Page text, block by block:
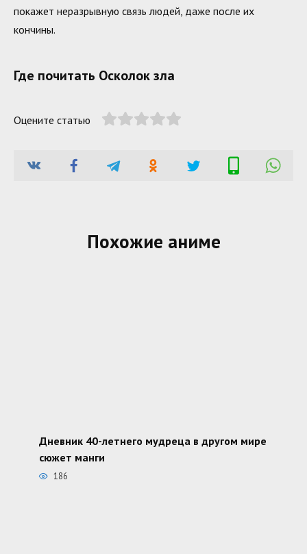
покажет неразрывную связь людей, даже после их
кончины.
Где почитать Осколок зла
Оцените статью
Похожие аниме
Дневник 40-летнего мудреца в другом мире
сюжет манги
186